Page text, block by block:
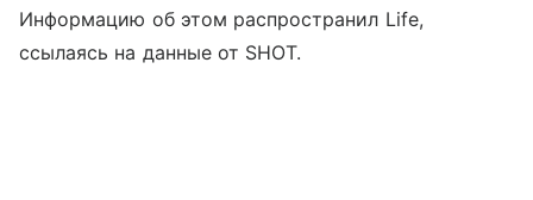
Информацию об этом распространил Life,
ссылаясь на данные от SHOT.